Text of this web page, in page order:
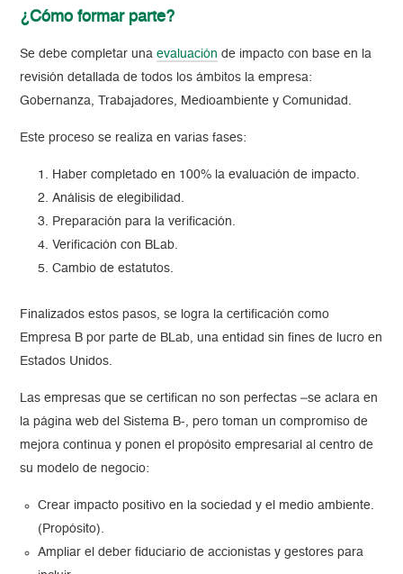
¿Cómo formar parte?
Se debe completar unaevaluación de impacto con base en la
revisión detallada de todos los ámbitos la empresa:
Gobernanza, Trabajadores, Medioambiente y Comunidad.
Este proceso se realiza en varias fases:
Haber completado en 100% la evaluación de impacto.
Análisis de elegibilidad.
Preparación para la verificación.
Verificación con BLab.
Cambio de estatutos.
Finalizados estos pasos, se logra la certificación como
Empresa B por parte de BLab, una entidad sin fines de lucro en
Estados Unidos.
Las empresas que se certifican no son perfectas –se aclara en
la página web del Sistema B-, pero toman un compromiso de
mejora continua y ponen el propósito empresarial al centro de
su modelo de negocio:
Crear impacto positivo en la sociedad y el medio ambiente.
(Propósito).
Ampliar el deber fiduciario de accionistas y gestores para